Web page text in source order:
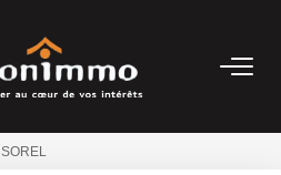
SOREL